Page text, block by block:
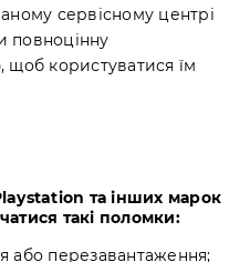
сервісному центрі
повноцінну
щоб користуватися їм
та інших марок
такі поломки:
або перезавантаження;